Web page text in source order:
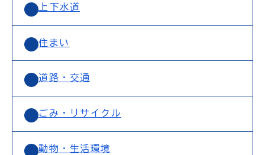
上下水道
住まい
道路・交通
ごみ・リサイクル
動物・生活環境